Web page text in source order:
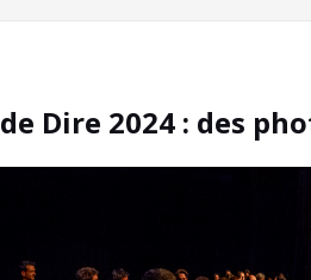
Dire 2024 : des